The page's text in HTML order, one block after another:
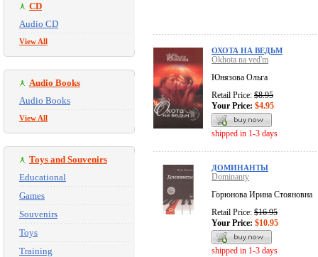
CD
Audio CD
View All
Audio Books
Audio Books
View All
Toys and Souvenirs
Educational
Games
Souvenirs
Toys
Training
ОХОТА НА ВЕДЬМ
Okhota na ved'm
Юнязова Ольга
Retail Price: $8.95
Your Price: $4.95
shipped in 1-3 days
ДОМИНАНТЫ
Dominanty
Горюнова Ирина Стояновна
Retail Price: $16.95
Your Price: $10.95
shipped in 1-3 days